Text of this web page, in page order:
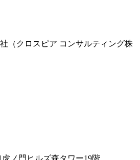
社（クロスピア コンサルティング株